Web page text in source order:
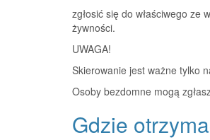
zgłosić się do właściwego
żywności.
UWAGA!
Skierowanie jest ważne tylko
Osoby bezdomne mogą
Gdzie